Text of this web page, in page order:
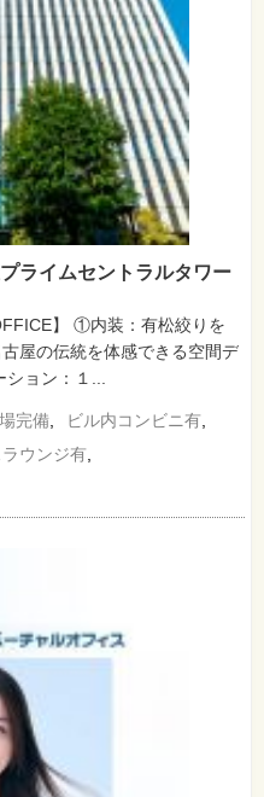
ライムセントラルタワー
】 ①内装：有松絞りを
屋の伝統を体感できる空間デ
ョン：１...
完備 ビル内コンビニ有
ウンジ有